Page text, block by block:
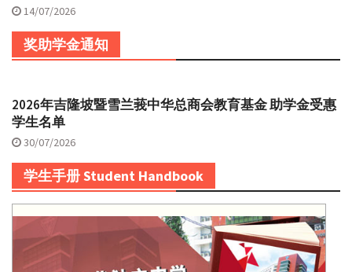
14/07/2026
奖助学金通知
2026年吉隆坡暨雪兰莪中华总商会教育基金 助学金受惠
学生名单
30/07/2026
学生手册 Student Handbook